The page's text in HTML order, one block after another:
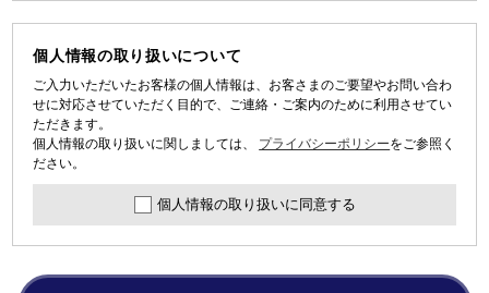
個人情報の取り扱いについて
ご入力いただいたお客様の個人情報は、お客さまのご要望やお問い合わ
せに対応させていただく目的で、ご連絡・ご案内のために利用させてい
ただきます。
個人情報の取り扱いに関しましては、 プライバシーポリシーをご参照く
ださい。
個人情報の取り扱いに同意する